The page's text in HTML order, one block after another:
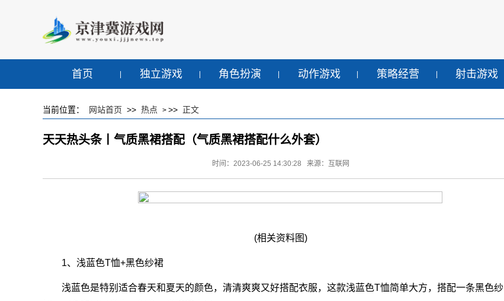
首页 独立游戏 角色扮演 动作游戏 策略经营 射击游戏
当前位置： 网站首页 >> 热点 > >> 正文
天天热头条丨气质黑裙搭配（气质黑裙搭配什么外套）
时间：2023-06-25 14:30:28 来源：互联网
(相关资料图)
1、浅蓝色T恤+黑色纱裙
浅蓝色是特别适合春天和夏天的颜色，清清爽爽又好搭配衣服，这款浅蓝色T恤简单大方，搭配一条黑色纱